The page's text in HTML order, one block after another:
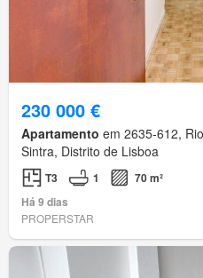
230 000 €
Apartamento em 2635-612,
Sintra, Distrito de Lisboa
T3 1
70 m²
Há 9 dias
PROPERSTAR